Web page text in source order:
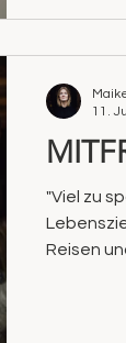
"Viel zu
Reisen
11.